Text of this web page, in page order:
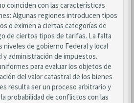
coinciden con las características
Algunas regiones introducen tipos
o eximen a ciertas categorías de
de ciertos tipos de tarifas. La falta
de gobierno Federal y local
y administración de impuestos.
para evaluar los objetos de
del valor catastral de los bienes
resulta ser un proceso arbitrario y
probabilidad de conflictos con las